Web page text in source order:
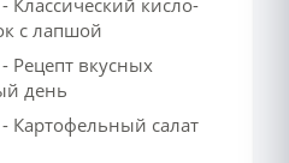
кисло-
с лапшой
Рецепт вкусных
день
Картофельный салат